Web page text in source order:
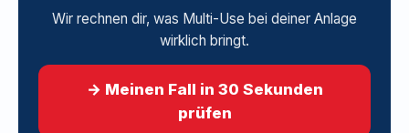
Wir rechnen dir, was Multi-Use bei deiner Anlage
wirklich bringt.
→ Meinen Fall in 30 Sekunden
prüfen